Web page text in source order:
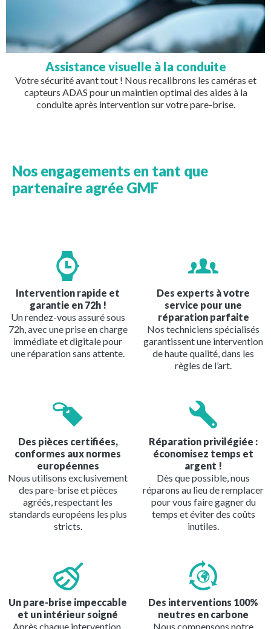
Assistance visuelle à la conduite
Votre sécurité avant tout ! Nous recalibrons les caméras et
capteurs ADAS pour un maintien optimal des aides à la
conduite après intervention sur votre pare-brise.
Nos engagements en tant que
partenaire agrée GMF
Intervention rapide et
garantie en 72h !
Un rendez-vous assuré sous
72h, avec une prise en charge
immédiate et digitale pour
une réparation sans attente.
Des experts à votre
service pour une
réparation parfaite
Nos techniciens spécialisés
garantissent une intervention
de haute qualité, dans les
règles de l’art.
Des pièces certifiées,
conformes aux normes
européennes
Nous utilisons exclusivement
des pare-brise et pièces
agréés, respectant les
standards européens les plus
stricts.
Réparation privilégiée :
économisez temps et
argent !
Dès que possible, nous
réparons au lieu de remplacer
pour vous faire gagner du
temps et éviter des coûts
inutiles.
Un pare-brise impeccable
et un intérieur soigné
Après chaque intervention,
Des interventions 100%
neutres en carbone
Nous compensons notre